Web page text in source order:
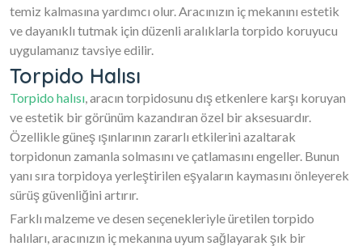
temiz kalmasına yardımcı olur. Aracınızın iç mekanını estetik
ve dayanıklı tutmak için düzenli aralıklarla torpido koruyucu
uygulamanız tavsiye edilir.
Torpido Halısı
Torpido halısı, aracın torpidosunu dış etkenlere karşı koruyan
ve estetik bir görünüm kazandıran özel bir aksesuardır.
Özellikle güneş ışınlarının zararlı etkilerini azaltarak
torpidonun zamanla solmasını ve çatlamasını engeller. Bunun
yanı sıra torpidoya yerleştirilen eşyaların kaymasını önleyerek
sürüş güvenliğini artırır.
Farklı malzeme ve desen seçenekleriyle üretilen torpido
halıları, aracınızın iç mekanına uyum sağlayarak şık bir